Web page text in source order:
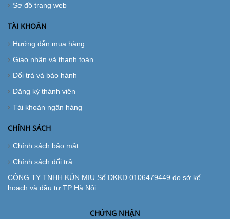
Sơ đồ trang web
TÀI KHOẢN
Hướng dẫn mua hàng
Giao nhận và thanh toán
Đổi trả và bảo hành
Đăng ký thành viên
Tài khoản ngân hàng
CHÍNH SÁCH
Chính sách bảo mật
Chính sách đổi trả
CÔNG TY TNHH KÚN MIU Số ĐKKD 0106479449 do sở kế
hoạch và đầu tư TP Hà Nội
CHỨNG NHẬN